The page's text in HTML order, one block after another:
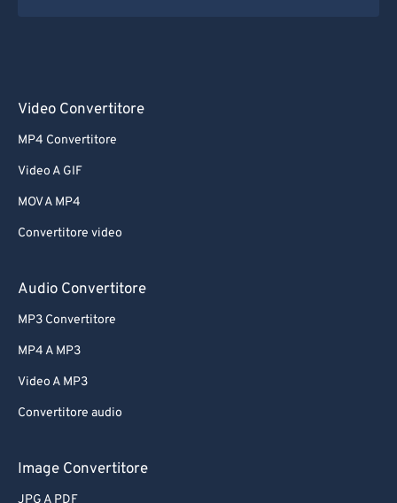
Video Convertitore
MP4 Convertitore
Video A GIF
MOV A MP4
Convertitore video
Audio Convertitore
MP3 Convertitore
MP4 A MP3
Video A MP3
Convertitore audio
Image Convertitore
JPG A PDF